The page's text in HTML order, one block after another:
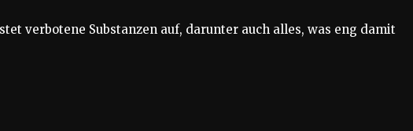
verbotene Substanzen auf, darunter auch alles, was eng damit